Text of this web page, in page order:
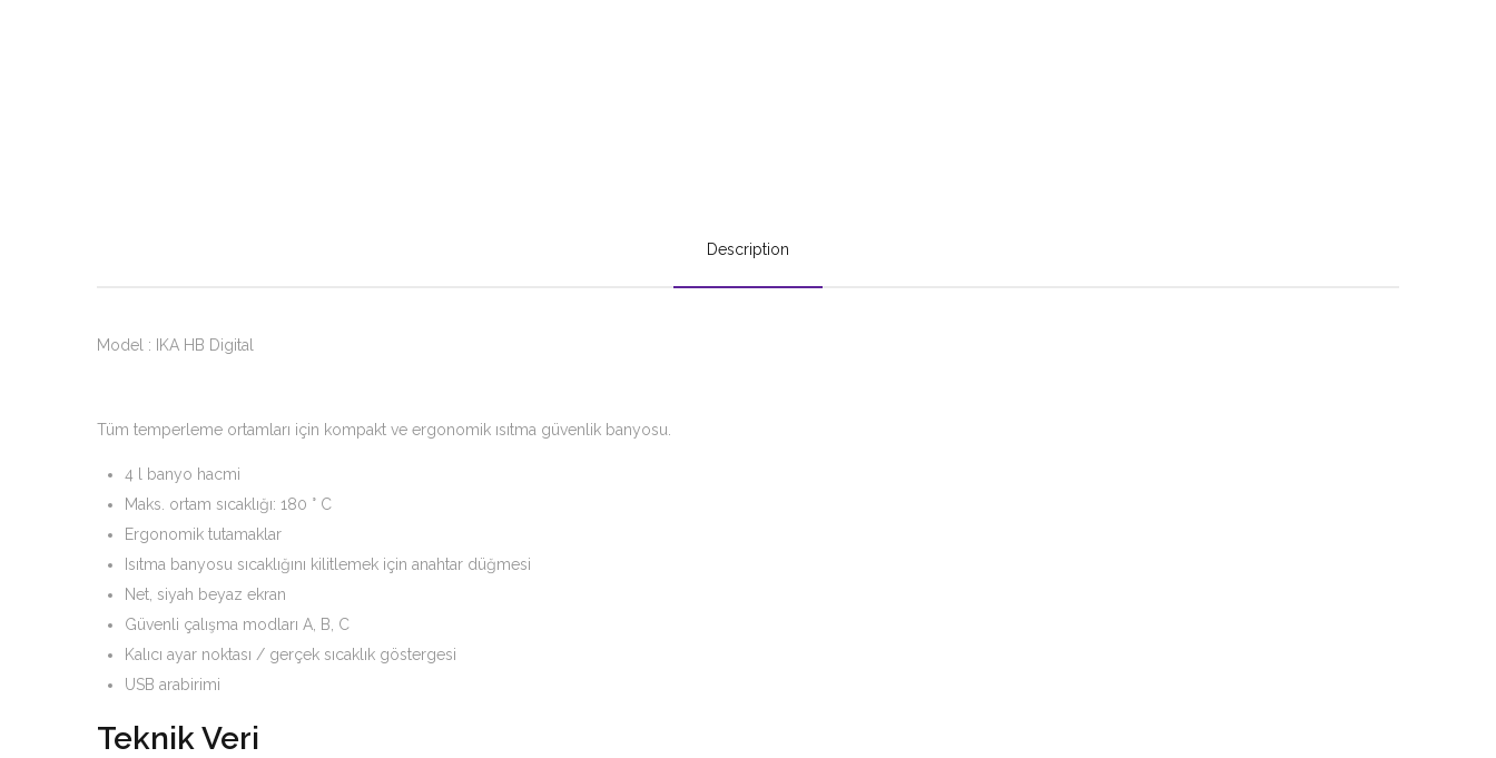
Description
Model : IKA HB Digital
Tüm temperleme ortamları için kompakt ve ergonomik ısıtma güvenlik banyosu.
4 l banyo hacmi
Maks. ortam sıcaklığı: 180 ° C
Ergonomik tutamaklar
Isıtma banyosu sıcaklığını kilitlemek için anahtar düğmesi
Net, siyah beyaz ekran
Güvenli çalışma modları A, B, C
Kalıcı ayar noktası / gerçek sıcaklık göstergesi
USB arabirimi
Teknik Veri